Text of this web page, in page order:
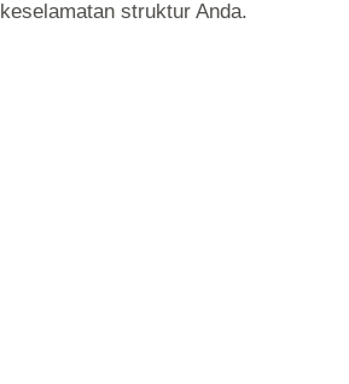
keselamatan struktur Anda.